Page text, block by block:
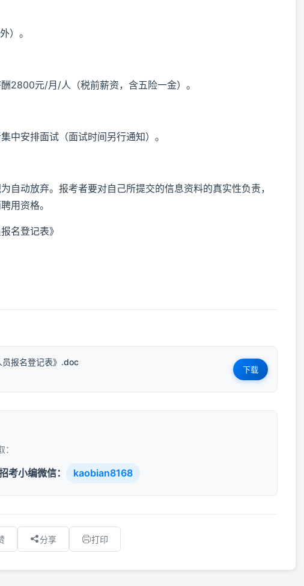
）。
2800元/月/人（税前薪资，含五险一金）。
中安排面试（面试时间另行通知）。
自动放弃。报考者要对自己所提交的信息资料的真实性负责，
用资格。
名登记表》
员报名登记表》.doc
下载
考小编微信： kaobian8168
分享 打印